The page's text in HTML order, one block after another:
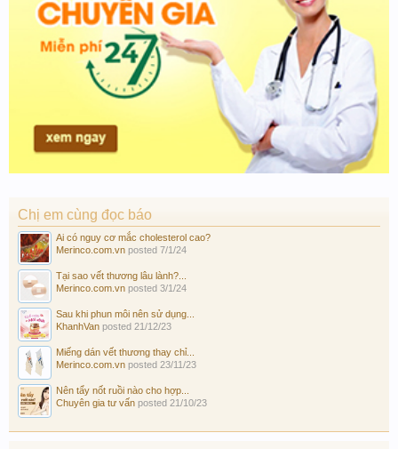
Chị em cùng đọc báo
Ai có nguy cơ mắc cholesterol cao?
Merinco.com.vn posted 7/1/24
Tại sao vết thương lâu lành?...
Merinco.com.vn posted 3/1/24
Sau khi phun môi nên sử dụng...
KhanhVan posted 21/12/23
Miếng dán vết thương thay chỉ...
Merinco.com.vn posted 23/11/23
Nên tẩy nốt ruồi nào cho hợp...
Chuyên gia tư vấn posted 21/10/23